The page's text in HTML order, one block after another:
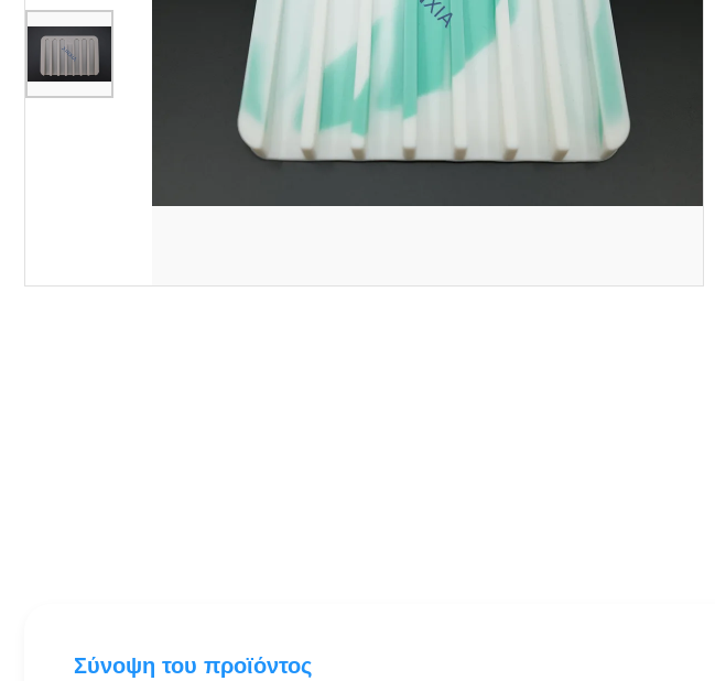
Σύνοψη του προϊόντος